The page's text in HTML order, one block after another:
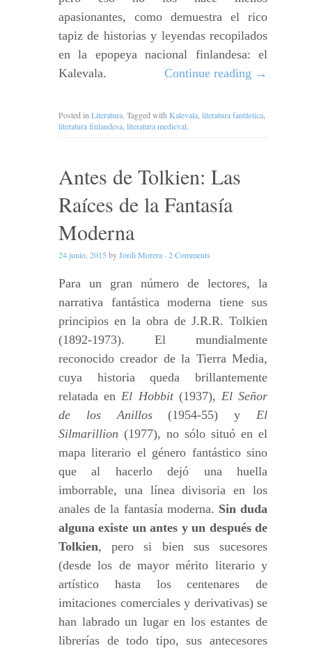
apasionantes, como demuestra el rico
tapiz de historias y leyendas recopilados
en la epopeya nacional finlandesa: el
Kalevala.
Continue reading →
Posted in Literatura. Tagged with Kalevala literatura fantástica
literatura finlandesa literatura medieval.
Antes de Tolkien: Las
Raíces de la Fantasía
Moderna
24 junio, 2015 byJordi Morera · 2 Comments
Para un gran número de lectores, la
narrativa fantástica moderna tiene sus
principios en la obra de J.R.R. Tolkien
(1892-1973). El mundialmente
reconocido creador de la Tierra Media,
cuya historia queda brillantemente
relatada enEl Hobbit(1937), El Señor
de los Anillos(1954-55) yEl
Silmarillion (1977), no sólo situó en el
mapa literario el género fantástico sino
que al hacerlo dejó una huella
imborrable, una línea divisoria en los
anales de la fantasía moderna. Sin duda
alguna existe un antes y un después de
Tolkien, pero si bien sus sucesores
(desde los de mayor mérito literario y
artístico hasta los centenares de
imitaciones comerciales y derivativas) se
han labrado un lugar en los estantes de
librerías de todo tipo, sus antecesores